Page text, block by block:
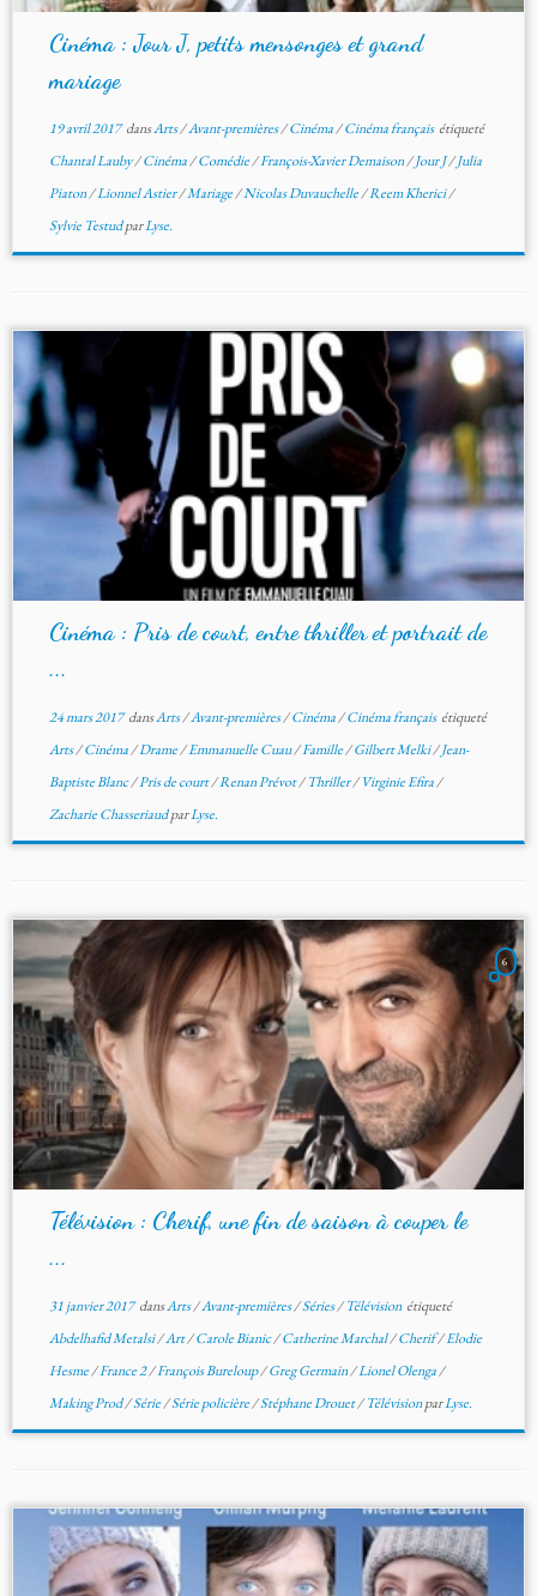
Cinéma : Jour J, petits mensonges et grand
mariage
19 avril 2017dansArts/Avant-premières/Cinéma/Cinéma français étiqueté
Chantal Lauby/Cinéma/Comédie/François-Xavier Demaison/Jour J/Julia
Piaton/Lionnel Astier/Mariage/Nicolas Duvauchelle/Reem Kherici/
Sylvie TestudparLyse.
Cinéma : Pris de court, entre thriller et portrait de
...
24 mars 2017dansArts/Avant-premières/Cinéma/Cinéma français étiqueté
Arts/Cinéma/Drame/Emmanuelle Cuau/Famille/Gilbert Melki/Jean-
Baptiste Blanc/Pris de court/Renan Prévot/Thriller/Virginie Efira/
Zacharie ChasseriaudparLyse.
6
Télévision : Cherif, une fin de saison à couper le
...
31 janvier 2017dansArts/Avant-premières/Séries/Télévision étiqueté
Abdelhafid Metalsi/Art/Carole Bianic/Catherine Marchal/Cherif/Elodie
Hesme/France 2/François Bureloup/Greg Germain/Lionel Olenga/
Making Prod/Série/Série policière/Stéphane Drouet/TélévisionparLyse.